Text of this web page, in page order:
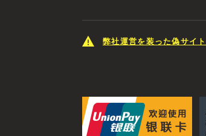
弊社運営を装った偽サイ